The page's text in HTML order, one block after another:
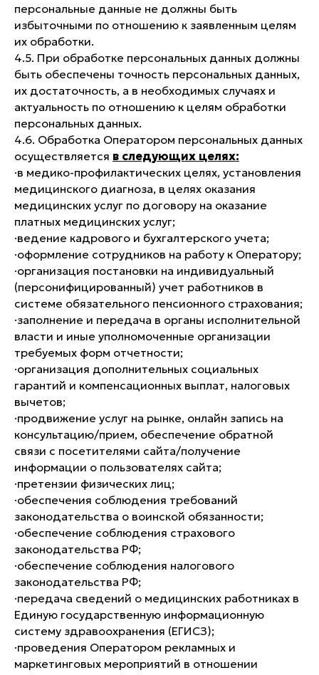
персональные данные не должны быть
избыточными по отношению к заявленным целям
их обработки.
4.5. При обработке персональных данных должны
быть обеспечены точность персональных данных,
их достаточность, а в необходимых случаях и
актуальность по отношению к целям обработки
персональных данных.
4.6. Обработка Оператором персональных данных
осуществляется в следующих целях:
·в медико-профилактических целях, установления
медицинского диагноза, в целях оказания
медицинских услуг по договору на оказание
платных медицинских услуг;
·ведение кадрового и бухгалтерского учета;
·оформление сотрудников на работу к Оператору;
·организация постановки на индивидуальный
(персонифицированный) учет работников в
системе обязательного пенсионного страхования;
·заполнение и передача в органы исполнительной
власти и иные уполномоченные организации
требуемых форм отчетности;
·организация дополнительных социальных
гарантий и компенсационных выплат, налоговых
вычетов;
·продвижение услуг на рынке, онлайн запись на
консультацию/прием, обеспечение обратной
связи с посетителями сайта/получение
информации о пользователях сайта;
·претензии физических лиц;
·обеспечения соблюдения требований
законодательства о воинской обязанности;
·обеспечение соблюдения страхового
законодательства РФ;
·обеспечение соблюдения налогового
законодательства РФ;
·передача сведений о медицинских работниках в
Единую государственную информационную
систему здравоохранения (ЕГИСЗ);
·проведения Оператором рекламных и
маркетинговых мероприятий в отношении